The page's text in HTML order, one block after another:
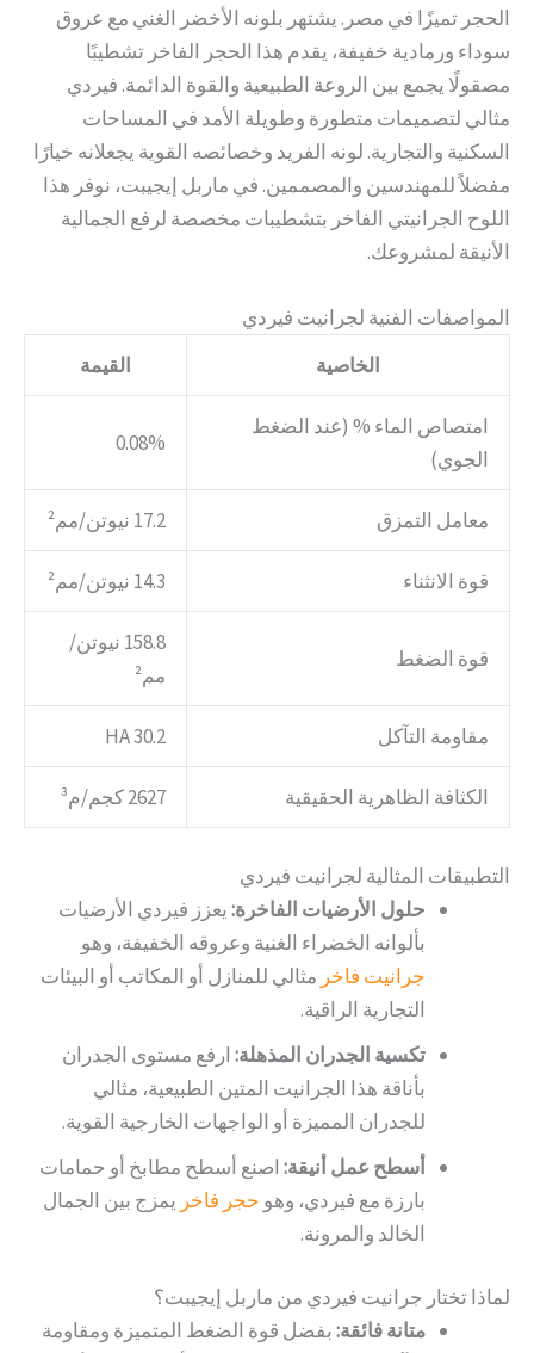
الحجر تميزًا في مصر. يشتهر بلونه الأخضر الغني مع عروق
سوداء ورمادية خفيفة، يقدم هذا الحجر الفاخر تشطيبًا
مصقولًا يجمع بين الروعة الطبيعية والقوة الدائمة. فيردي
مثالي لتصميمات متطورة وطويلة الأمد في المساحات
السكنية والتجارية. لونه الفريد وخصائصه القوية يجعلانه خيارًا
مفضلاً للمهندسين والمصممين. في ماربل إيجيبت، نوفر هذا
اللوح الجرانيتي الفاخر بتشطيبات مخصصة لرفع الجمالية
الأنيقة لمشروعك.
المواصفات الفنية لجرانيت فيردي
الخاصية
القيمة
امتصاص الماء % (عند الضغط
الجوي)
0.08%
معامل التمزق 17.2 نيوتن/مم²
قوة الانثناء 14.3 نيوتن/مم²
قوة الضغط
158.8 نيوتن/
مم²
مقاومة التآكل 30.2 HA
الكثافة الظاهرية الحقيقية 2627 كجم/م³
التطبيقات المثالية لجرانيت فيردي
حلول الأرضيات الفاخرة:يعزز فيردي الأرضيات
بألوانه الخضراء الغنية وعروقه الخفيفة، وهو
جرانيت فاخر مثالي للمنازل أو المكاتب أو البيئات
التجارية الراقية.
تكسية الجدران المذهلة: ارفع مستوى الجدران
بأناقة هذا الجرانيت المتين الطبيعية، مثالي
للجدران المميزة أو الواجهات الخارجية القوية.
أسطح عمل أنيقة: اصنع أسطح مطابخ أو حمامات
بارزة مع فيردي، وهو حجر فاخر يمزج بين الجمال
الخالد والمرونة.
لماذا تختار جرانيت فيردي من ماربل إيجيبت؟
متانة فائقة:بفضل قوة الضغط المتميزة ومقاومة